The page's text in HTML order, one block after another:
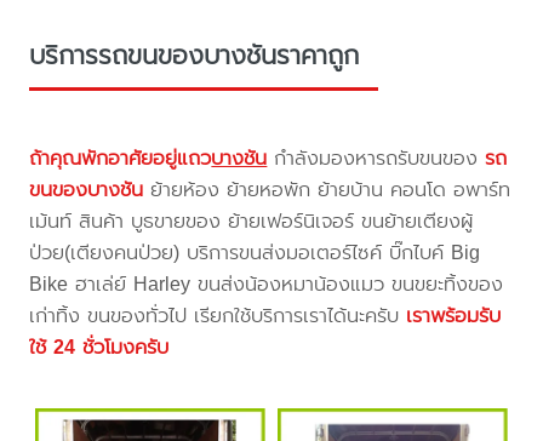
บริการรถขนของบางชันราคาถูก
ถ้าคุณพักอาศัยอยู่แถวบางชัน กำลังมองหารถรับขนของรถ
ขนของบางชัน ย้ายห้อง ย้ายหอพัก ย้ายบ้าน คอนโด อพาร์ท
เม้นท์ สินค้า บูธขายของ ย้ายเฟอร์นิเจอร์ ขนย้ายเตียงผู้
ป่วย(เตียงคนป่วย) บริการขนส่งมอเตอร์ไซค์ บิ๊กไบค์ Big
Bike ฮาเล่ย์ Harley ขนส่งน้องหมาน้องแมว ขนขยะทิ้งของ
เก่าทิ้ง ขนของทั่วไป เรียกใช้บริการเราได้นะครับ เราพร้อมรับ
ใช้ 24 ชั่วโมงครับ